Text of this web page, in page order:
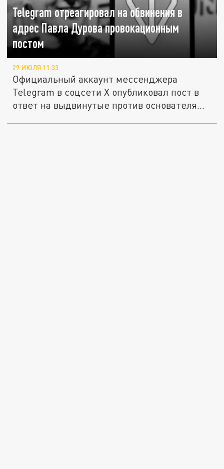
Telegram отреагировал на обвинения в
адрес Павла Дурова провокационным
постом
29 ИЮЛЯ 11:33
Официальный аккаунт мессенджера
Telegram в соцсети X опубликовал пост в
ответ на выдвинутые против основателя...